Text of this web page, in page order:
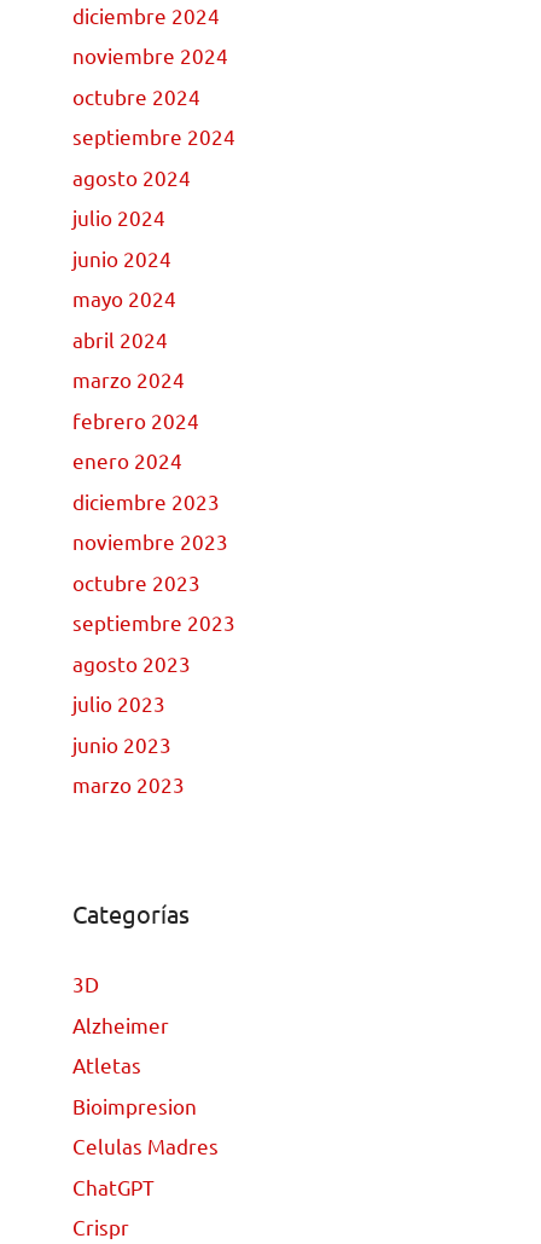
diciembre 2024
noviembre 2024
octubre 2024
septiembre 2024
agosto 2024
julio 2024
junio 2024
mayo 2024
abril 2024
marzo 2024
febrero 2024
enero 2024
diciembre 2023
noviembre 2023
octubre 2023
septiembre 2023
agosto 2023
julio 2023
junio 2023
marzo 2023
Categorías
3D
Alzheimer
Atletas
Bioimpresion
Celulas Madres
ChatGPT
Crispr